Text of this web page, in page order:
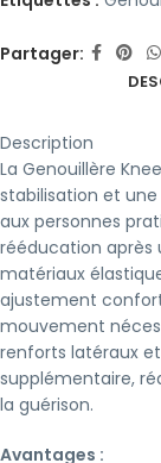
Partager:
Description
La Genouillère
stabilisation et
aux personnes
rééducation après
matériaux
ajustement
mouvement
renforts latéraux
supplémentaire,
la guérison.
Avantages :